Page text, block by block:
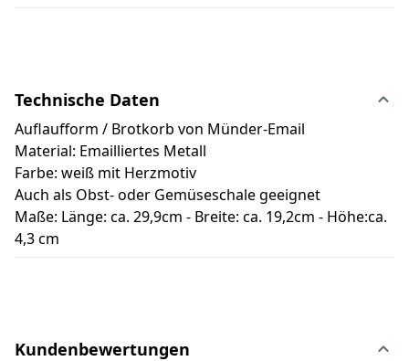
Technische Daten
Auflaufform / Brotkorb von Münder-Email
Material: Emailliertes Metall
Farbe: weiß mit Herzmotiv
Auch als Obst- oder Gemüseschale geeignet
Maße: Länge: ca. 29,9cm - Breite: ca. 19,2cm - Höhe:ca.
4,3 cm
Kundenbewertungen